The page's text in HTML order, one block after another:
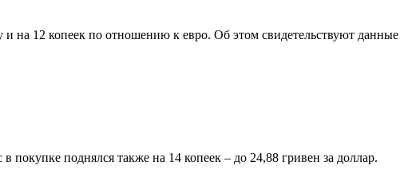
на 12 копеек по отношению к евро. Об этом свидетельствуют данные
покупке поднялся также на 14 копеек – до 24,88 гривен за доллар.